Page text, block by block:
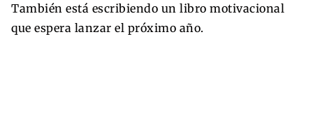
También está escribiendo un libro motivacional
que espera lanzar el próximo año.